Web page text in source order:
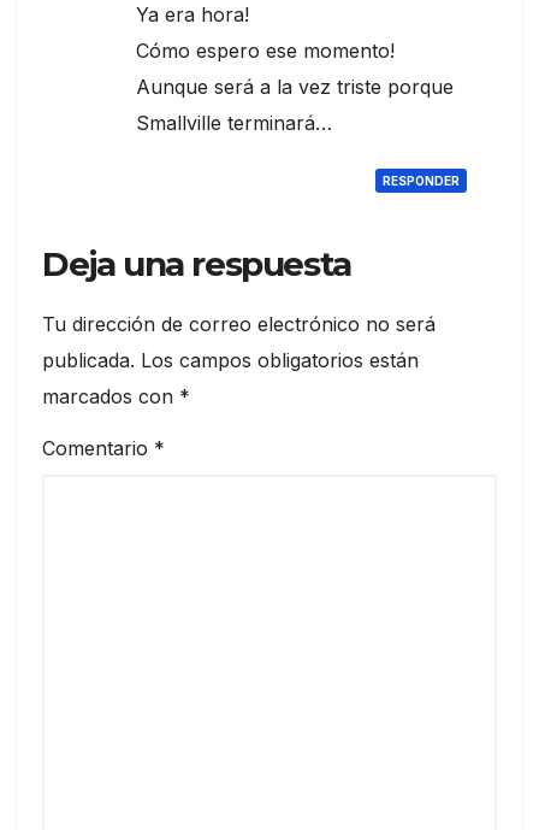
Ya era hora!
Cómo espero ese momento!
Aunque será a la vez triste porque
Smallville terminará…
RESPONDER
Deja una respuesta
Tu dirección de correo electrónico no será
publicada. Los campos obligatorios están
marcados con *
Comentario *